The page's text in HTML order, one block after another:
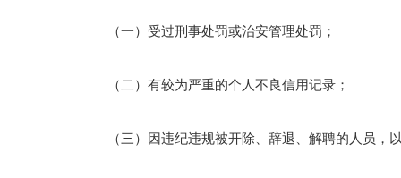
（一）受过刑事处罚或治安管理处罚；
（二）有较为严重的个人不良信用记录；
（三）因违纪违规被开除、辞退、解聘的人员，